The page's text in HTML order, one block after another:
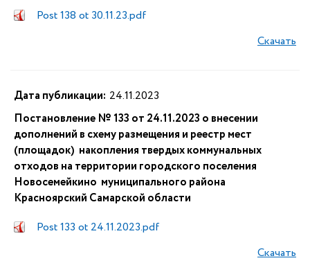
Post 138 ot 30.11.23.pdf
Скачать
Дата публикации: 24.11.2023
Постановление № 133 от 24.11.2023 о внесении
дополнений в схему размещения и реестр мест
(площадок) накопления твердых коммунальных
отходов на территории городского поселения
Новосемейкино муниципального района
Красноярский Самарской области
Post 133 ot 24.11.2023.pdf
Скачать